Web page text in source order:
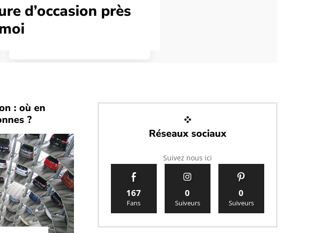
d’occasion près
: où en
?
Réseaux sociaux
Suivez nous ici
167
Fans
0
Suiveurs
0
Suiveurs